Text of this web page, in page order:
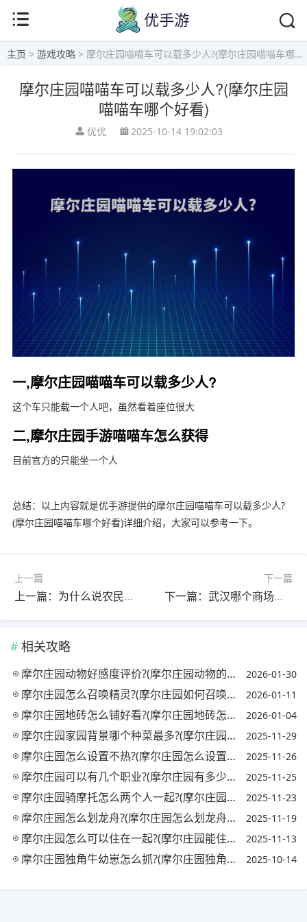
主页 > 游戏攻略 > 摩尔庄园喵喵车可以载多少人?(摩尔庄园喵喵车哪个好看)
摩尔庄园喵喵车可以载多少人?(摩尔庄园
喵喵车哪个好看)
优优 2025-10-14 19:02:03
一,摩尔庄园喵喵车可以载多少人?
这个车只能载一个人吧，虽然看着座位很大
二,摩尔庄园手游喵喵车怎么获得
目前官方的只能坐一个人
总结：以上内容就是优手游提供的摩尔庄园喵喵车可以载多少人?
(摩尔庄园喵喵车哪个好看)详细介绍，大家可以参考一下。
上一篇
上一篇：为什么说农民是贵族?(为什么说农民是贵族的奴隶)
下一篇
下一篇：武汉哪个商场最大最漂亮最好逛?(武汉哪个商场比较大)
相关攻略
摩尔庄园动物好感度评价?(摩尔庄园动物的好感度) 2026-01-30
摩尔庄园怎么召唤精灵?(摩尔庄园如何召唤精灵) 2026-01-11
摩尔庄园地砖怎么铺好看?(摩尔庄园地砖怎么铺好看一点) 2026-01-04
摩尔庄园家园背景哪个种菜最多?(摩尔庄园家园种植) 2025-11-29
摩尔庄园怎么设置不热?(摩尔庄园怎么设置最流畅) 2025-11-26
摩尔庄园可以有几个职业?(摩尔庄园有多少个职业) 2025-11-25
摩尔庄园骑摩托怎么两个人一起?(摩尔庄园摩托车怎么坐两个人) 2025-11-23
摩尔庄园怎么划龙舟?(摩尔庄园怎么划龙舟视频) 2025-11-19
摩尔庄园怎么可以住在一起?(摩尔庄园能住在一起吗) 2025-11-13
摩尔庄园独角牛幼崽怎么抓?(摩尔庄园独角兽在哪) 2025-10-14